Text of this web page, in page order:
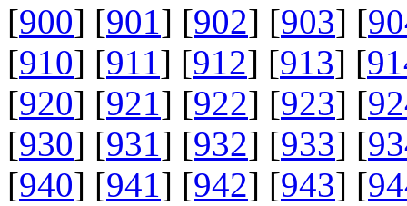
[900] [901] [902] [903] [
[910] [911] [912] [913] [
[920] [921] [922] [923] [
[930] [931] [932] [933] [
[940] [941] [942] [943] [